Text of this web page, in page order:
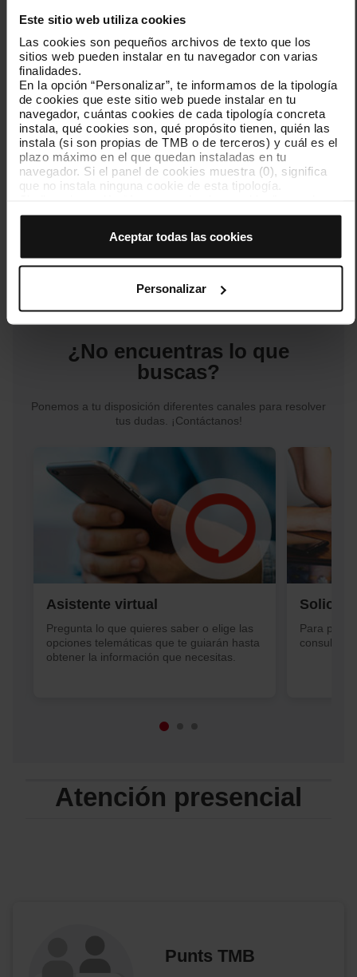
Este sitio web utiliza cookies
Las cookies son pequeños archivos de texto que los
sitios web pueden instalar en tu navegador con varias
finalidades.
En la opción “Personalizar”, te informamos de la tipología
de cookies que este sitio web puede instalar en tu
navegador, cuántas cookies de cada tipología concreta
instala, qué cookies son, qué propósito tienen, quién las
instala (si son propias de TMB o de terceros) y cuál es el
plazo máximo en el que quedan instaladas en tu
navegador. Si el panel de cookies muestra (0), significa
que no instala ninguna cookie de esta tipología.
que todas estas cookies se instalen en tu navegador.
tipología de cookies permite indicar si quieres que se
instalen o no las cookies de esa clase.
Una vez que hayas marcado tus preferencias, debes
hacer clic en “Seleccionar y configurar”. Así se instalarán
previamente. Te sugerimos que selecciones las cookies
de personalización, porque permiten recordar tus
opciones de navegación (como el idioma) y mejoran tu
experiencia de usuario.
Las cookies necesarias son imprescindibles para el
no puedes empezar a navegar. Solo puedes consultar
Política de cookies .
En cualquier momento de la navegación en esta web,
podrás modificar tu selección de cookies seleccionando
la opción “Gestor de cookies”, que encontrarás en el
menú de la parte inferior de la web.
Aceptar todas las cookies
Personalizar
títulos que has comprado.
Opciones de factura
Pérdida o robo de
la T-mobilitat
Cómo bloquear y
desbloquear tu tarjeta
personalizada.
Ve a todas las preguntas frecuentes
¿No encuentras lo que
buscas?
Ponemos a tu disposición diferentes canales para resolver
tus dudas. ¡Contáctanos!
Asistente virtual
Pregunta lo que quieres saber o elige las
opciones telemáticas que te guiarán hasta
obtener la información que necesitas.
Para
consultas
Atención presencial
Punts TMB